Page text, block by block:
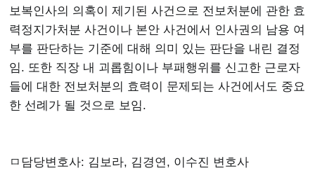
보복인사의 의혹이 제기된 사건으로 전보처분에 관한 효
력정지가처분 사건이나 본안 사건에서 인사권의 남용 여
부를 판단하는 기준에 대해 의미 있는 판단을 내린 결정
임. 또한 직장 내 괴롭힘이나 부패행위를 신고한 근로자
들에 대한 전보처분의 효력이 문제되는 사건에서도 중요
한 선례가 될 것으로 보임.
ㅁ담당변호사: 김보라, 김경연, 이수진 변호사